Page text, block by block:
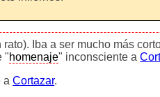
Iba a ser mucho más
"homenaje" inconsciente a
aCortazar.